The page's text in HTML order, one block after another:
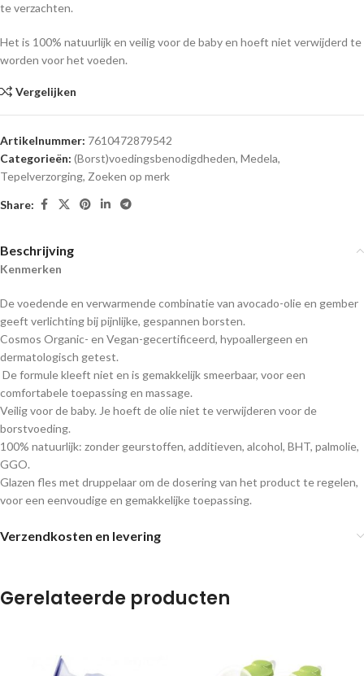
te verzachten.
Het is 100% natuurlijk en veilig voor de baby en hoeft niet verwijderd te
worden voor het voeden.
Vergelijken
Artikelnummer: 7610472879542
Categorieën: (Borst)voedingsbenodigdheden, Medela,
Tepelverzorging, Zoeken op merk
Share:
Beschrijving
Kenmerken
De voedende en verwarmende combinatie van avocado-olie en gember
geeft verlichting bij pijnlijke, gespannen borsten.
Cosmos Organic- en Vegan-gecertificeerd, hypoallergeen en
dermatologisch getest.
De formule kleeft niet en is gemakkelijk smeerbaar, voor een
comfortabele toepassing en massage.
Veilig voor de baby. Je hoeft de olie niet te verwijderen voor de
borstvoeding.
100% natuurlijk: zonder geurstoffen, additieven, alcohol, BHT, palmolie,
GGO.
Glazen fles met druppelaar om de dosering van het product te regelen,
voor een eenvoudige en gemakkelijke toepassing.
Verzendkosten en levering
Gerelateerde producten